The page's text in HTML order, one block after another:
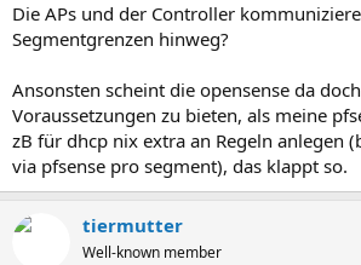
Die APs und der Controller
Segmentgrenzen hinweg?
Ansonsten scheint die opensense da
Voraussetzungen zu bieten, als meine
zB für dhcp nix extra an Regeln anlegen
via pfsense pro segment), das klappt so.
tiermutter
Well-known member